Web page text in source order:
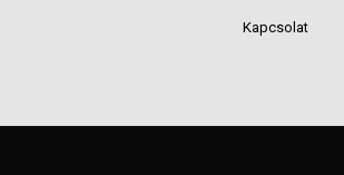
Kapcsolat